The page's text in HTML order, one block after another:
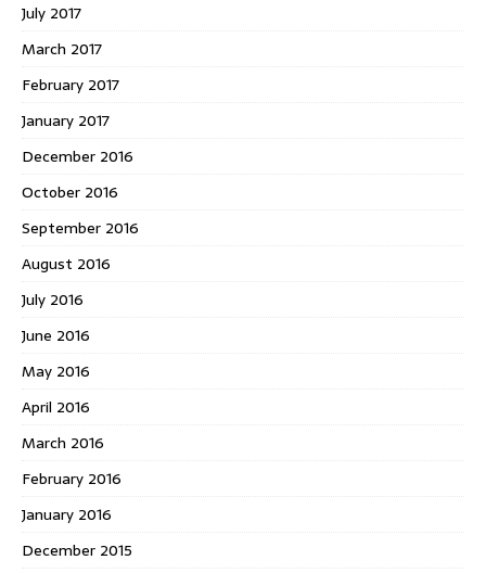
July 2017
March 2017
February 2017
January 2017
December 2016
October 2016
September 2016
August 2016
July 2016
June 2016
May 2016
April 2016
March 2016
February 2016
January 2016
December 2015